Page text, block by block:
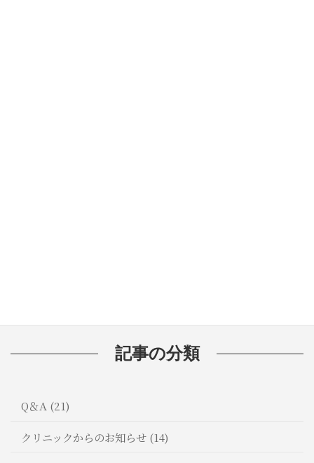
記事の分類
Q＆A (21)
クリニックからのお知らせ (14)